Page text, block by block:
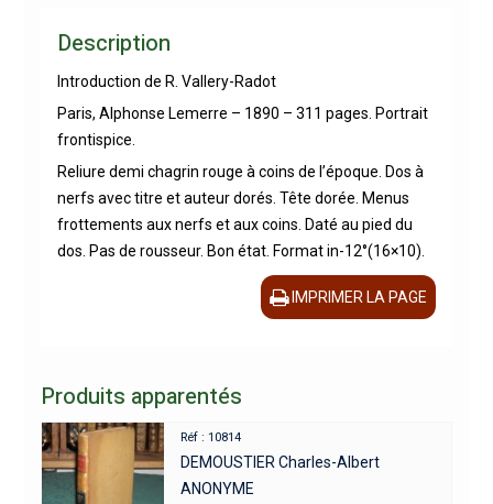
Description
Introduction de R. Vallery-Radot
Paris, Alphonse Lemerre – 1890 – 311 pages. Portrait
frontispice.
Reliure demi chagrin rouge à coins de l’époque. Dos à
nerfs avec titre et auteur dorés. Tête dorée. Menus
frottements aux nerfs et aux coins. Daté au pied du
dos. Pas de rousseur. Bon état. Format in-12°(16×10).
IMPRIMER LA PAGE
Produits apparentés
Réf : 10814
DEMOUSTIER Charles-Albert
ANONYME